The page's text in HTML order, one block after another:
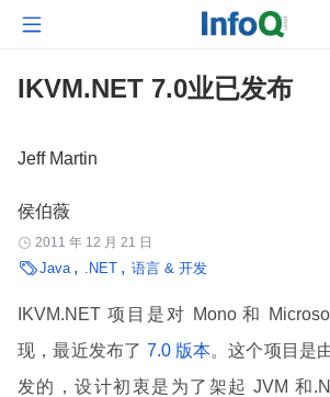

IKVM.NET 7.0业已发布
Jeff Martin
侯伯薇
 2011 年 12 月 21 日
Java .NET 语言 & 开发
IKVM.NET 项目是对 Mono 和
现，最近发布了 7.0 版本。这个项目是
发的，设计初衷是为了架起 JVM 和